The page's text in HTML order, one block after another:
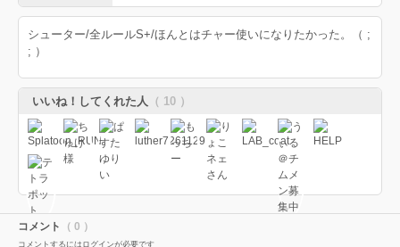
シューター/全ルールS+/ほんとはチャー使いになりたかった。（ ;
; ）
いいね！してくれた人 （ 10 ）
コメント （ 0 ）
コメントするにはログインが必要です